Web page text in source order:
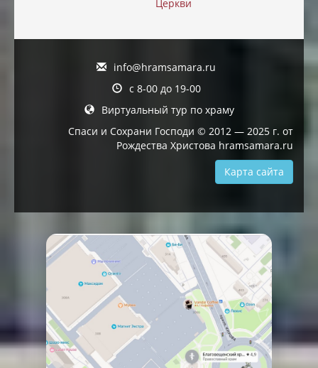
Церкви
info@hramsamara.ru
с 8-00 до 19-00
Виртуальный тур по храму
Спаси и Сохрани Господи © 2012 — 2025 г. от
Рождества Христова hramsamara.ru
Карта сайта